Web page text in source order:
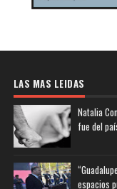
LAS MAS LEIDAS
Natalia
fue del
espacios